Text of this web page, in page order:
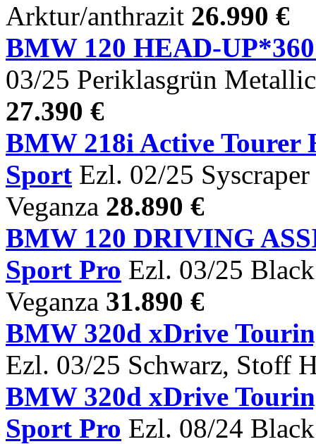
Arktur/anthrazit 26.990 €
BMW 120 HEAD-
03/25 Periklasgrün
27.390 €
BMW 218i Active
Sport Ezl. 02/25
Veganza 28.890 €
BMW 120 DRIVING
Sport Pro Ezl. 03/25
Veganza 31.890 €
BMW 320d xDrive
Ezl. 03/25 Schwarz, Stoff
BMW 320d xDrive
Sport Pro Ezl. 08/24